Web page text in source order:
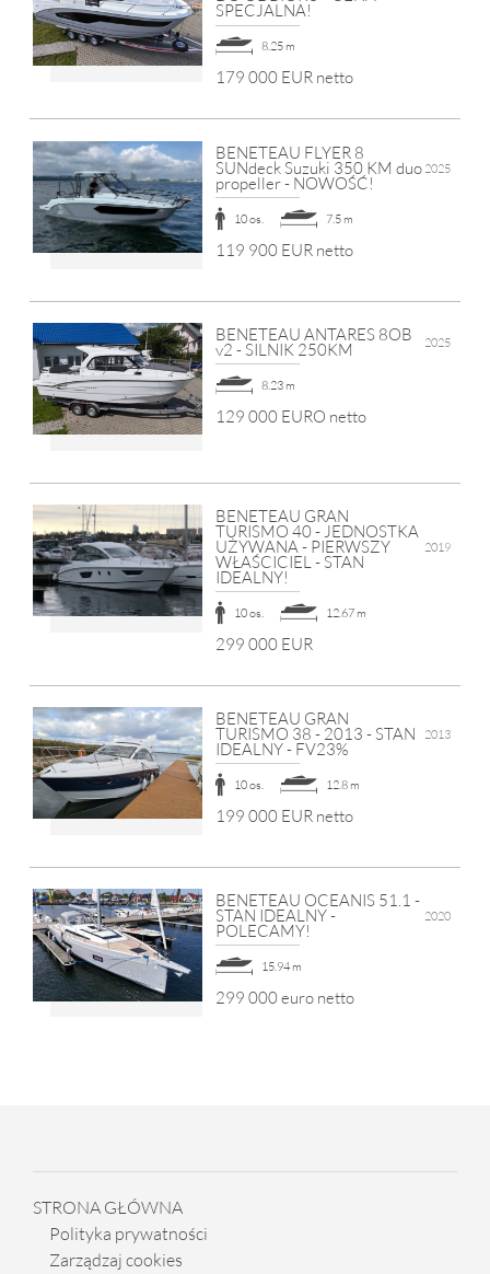
SPECJALNA!
8.25 m
179 000 EUR netto
BENETEAU FLYER 8
SUNdeck Suzuki 350 KM duo
propeller - NOWOŚĆ!
2025
10 os. 7.5 m
119 900 EUR netto
BENETEAU ANTARES 8OB
v2 - SILNIK 250KM 2025
8.23 m
129 000 EURO netto
BENETEAU GRAN
TURISMO 40 - JEDNOSTKA
UŻYWANA - PIERWSZY
WŁAŚCICIEL - STAN
IDEALNY!
2019
10 os. 12.67 m
299 000 EUR
BENETEAU GRAN
TURISMO 38 - 2013 - STAN
IDEALNY - FV23%
2013
10 os. 12.8 m
199 000 EUR netto
BENETEAU OCEANIS 51.1 -
STAN IDEALNY -
POLECAMY!
2020
15.94 m
299 000 euro netto
STRONA GŁÓWNA
Polityka prywatności
Zarządzaj cookies